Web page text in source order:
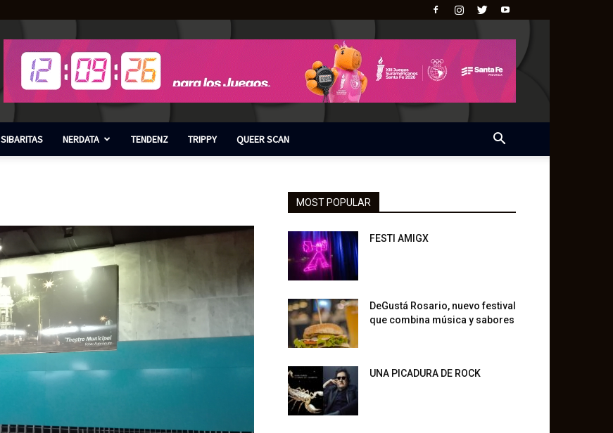
SIBARITAS NERDATA TENDENZ TRIPPY QUEER SCAN
MOST POPULAR
FESTI AMIGX
DeGustá Rosario, nuevo festival
que combina música y sabores
UNA PICADURA DE ROCK